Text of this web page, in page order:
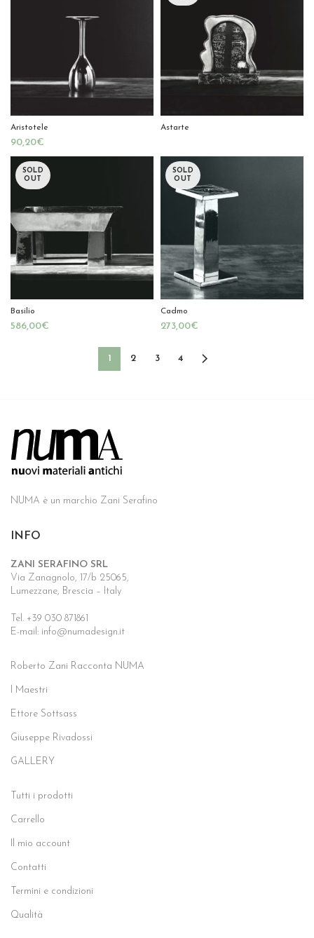
Aristotele
€
Astarte
SOLD
OUT
Basilio
€
SOLD
OUT
Cadmo
€
1 2 3 4
NUMA è un marchio Zani Serafino
INFO
ZANI SERAFINO SRL
Via Zanagnolo, 17/b 25065,
Lumezzane, Brescia – Italy
Tel. +39 030 871861
E-mail: info@numadesign.it
Roberto Zani Racconta NUMA
I Maestri
Ettore Sottsass
Giuseppe Rivadossi
GALLERY
Tutti i prodotti
Carrello
Il mio account
Contatti
Termini e condizioni
Qualità